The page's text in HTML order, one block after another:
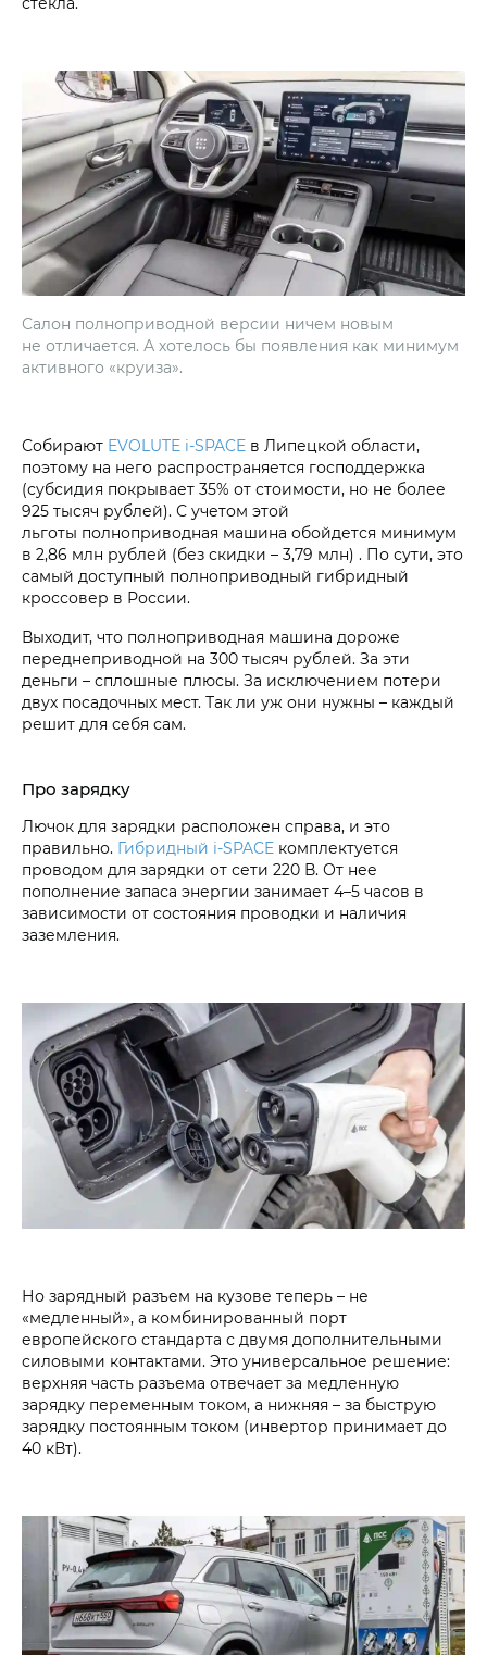
Салон полноприводной версии ничем новым
не отличается. А хотелось бы появления как минимум
активного «круиза».
Собирают EVOLUTE i‑SPACE в Липецкой области,
поэтому на него распространяется господдержка
(субсидия покрывает 35% от стоимости, но не более
925 тысяч рублей). С учетом этой
льготы полноприводная машина обойдется минимум
в 2,86 млн рублей (без скидки – 3,79 млн) . По сути, это
самый доступный полноприводный гибридный
кроссовер в России.
Выходит, что полноприводная машина дороже
переднеприводной на 300 тысяч рублей. За эти
деньги – сплошные плюсы. За исключением потери
двух посадочных мест. Так ли уж они нужны – каждый
решит для себя сам.
Про зарядку
Лючок для зарядки расположен справа, и это
правильно. Гибридный i‑SPACE комплектуется
проводом для зарядки от сети 220 В. От нее
пополнение запаса энергии занимает 4–5 часов в
зависимости от состояния проводки и наличия
заземления.
Но зарядный разъем на кузове теперь – не
«медленный», а комбинированный порт
европейского стандарта с двумя дополнительными
силовыми контактами. Это универсальное решение:
верхняя часть разъема отвечает за медленную
зарядку переменным током, а нижняя – за быструю
зарядку постоянным током (инвертор принимает до
40 кВт).